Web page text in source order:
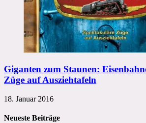
Giganten zum Staunen:
Züge auf Ausziehtafeln
18. Januar 2016
Neueste Beiträge